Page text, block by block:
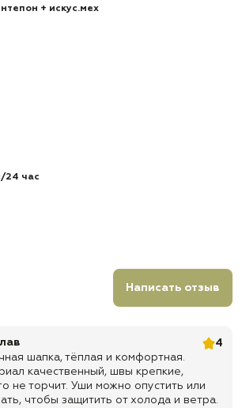
+ искус.мех
24 час
Написать отзыв
4
шапка, тёплая и комфортная.
качественный, швы крепкие,
не торчит. Уши можно опустить или
чтобы защитить от холода и ветра.